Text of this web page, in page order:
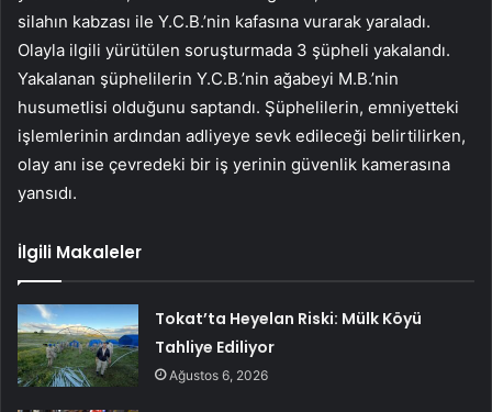
silahın kabzası ile Y.C.B.’nin kafasına vurarak yaraladı.
Olayla ilgili yürütülen soruşturmada 3 şüpheli yakalandı.
Yakalanan şüphelilerin Y.C.B.’nin ağabeyi M.B.’nin
husumetlisi olduğunu saptandı. Şüphelilerin, emniyetteki
işlemlerinin ardından adliyeye sevk edileceği belirtilirken,
olay anı ise çevredeki bir iş yerinin güvenlik kamerasına
yansıdı.
İlgili Makaleler
Tokat’ta Heyelan Riski: Mülk Köyü
Tahliye Ediliyor
Ağustos 6, 2026